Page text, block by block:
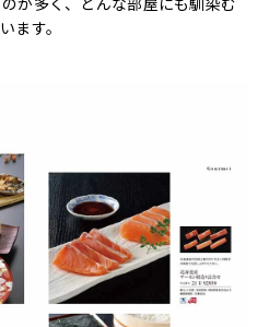
ます。